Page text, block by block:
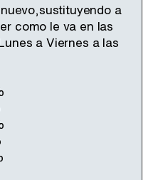
a
como le va en las
a Viernes a las